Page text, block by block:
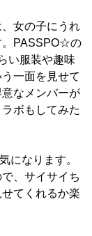
、女の子にうれ
。PASSPO☆の
い服装や趣味
一面を見せて
なメンバーが
ボもしてみた
になります。
、サイサイち
てくれるか楽